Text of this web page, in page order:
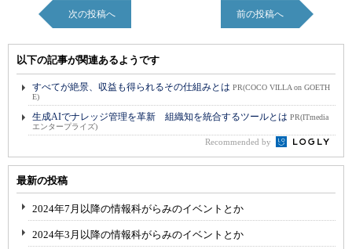
次の投稿へ 前の投稿へ
以下の記事が関連あるようです
すべてが絶景、収益も得られるその仕組みとは PR(COCO VILLA on GOETH
E)
生成AIでナレッジ管理を革新 組織知を統合するツールとは PR(ITmedia
エンタープライズ)
Recommended by
最新の投稿
2024年7月以降の情報科がらみのイベントとか
2024年3月以降の情報科がらみのイベントとか